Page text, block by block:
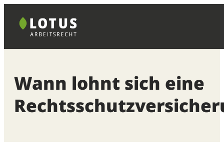
Inhalt
springen
Wann lohnt sich eine